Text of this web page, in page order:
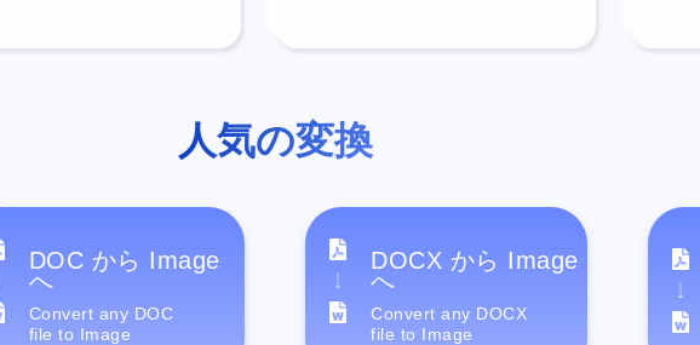
人気の変換
DOC から Image
へ
Convert any DOC
file to Image
DOCX から Image
へ
Convert any DOCX
file to Image